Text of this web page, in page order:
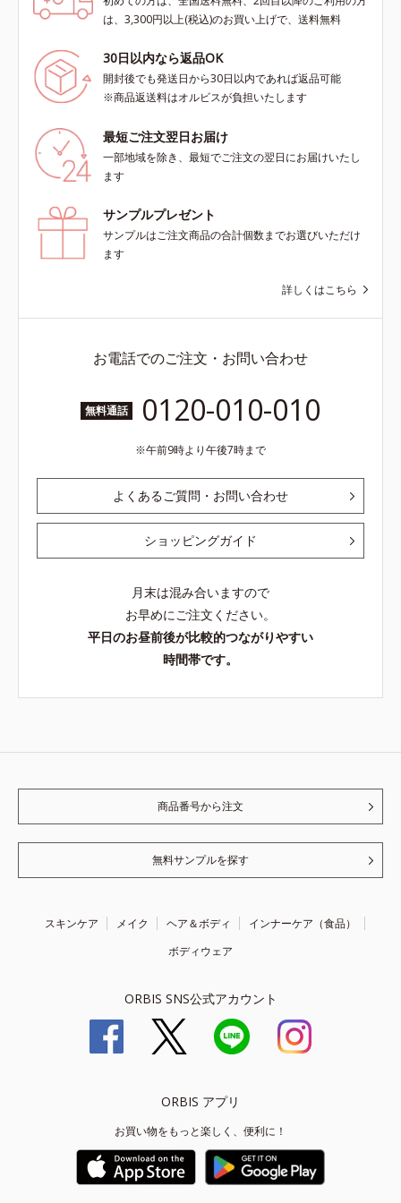
は、3,300円以上(税込)のお買い上げで、送料無料
30日以内なら返品OK
開封後でも発送日から30日以内であれば返品可能
※商品返送料はオルビスが負担いたします
最短ご注文翌日お届け
一部地域を除き、最短でご注文の翌日にお届けいたし
ます
サンプルプレゼント
サンプルはご注文商品の合計個数までお選びいただけ
ます
詳しくはこちら
お電話でのご注文・お問い合わせ
無料通話 0120-010-010
午前9時より午後7時まで
よくあるご質問・お問い合わせ
ショッピングガイド
月末は混み合いますので
お早めにご注文ください。
平日のお昼前後が比較的つながりやすい
時間帯です。
商品番号から注文
無料サンプルを探す
スキンケア メイク ヘア＆ボディ
インナーケア（食品）
ボディウェア
ORBIS SNS公式アカウント
ORBIS アプリ
お買い物をもっと楽しく、便利に！